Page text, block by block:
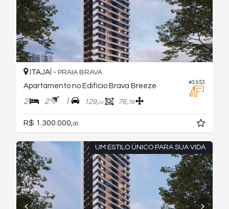
#3.953
ITAJAÍ - PRAIA BRAVA
Apartamento no Edifício Brava Breeze
2 2 1 129,00 76,79
R$ 1.300.000, 00
UM ESTILO ÚNICO PARA SUA VIDA.